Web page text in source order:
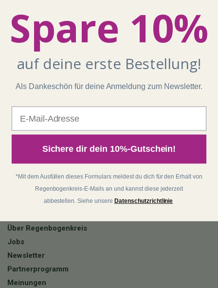
Shop
Kontakt
AGB
Datenschutz
Batterieentsorgung
Zahlung und Versand
Regenbogenkreis
Über Matthias
Über Regenbogenkreis
Jobs
Newsletter
Partnerprogramm
Meinungen
Spare 10%
auf deine erste Bestellung!
Als Dankeschön für deine Anmeldung zum Newsletter.
Sichere dir dein 10%-Gutschein!
*Mit dem Ausfüllen dieses Formulars meldest du dich für den Erhalt von
Regenbogenkreis-E-Mails an und kannst diese jederzeit
abbestellen. Siehe unsere Datenschutzrichtlinie